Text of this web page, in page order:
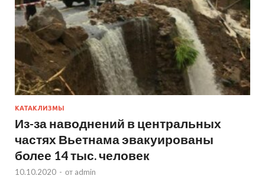
КАТАКЛИЗМЫ
Из-за наводнений в центральных
частях Вьетнама эвакуированы
более 14 тыс. человек
10.10.2020 - от admin